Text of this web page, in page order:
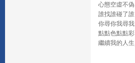
心態空虛不偽
誰找誰碰了誰
你尋你我尋我
點點色點點彩
繼續我的人生